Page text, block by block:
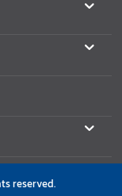
reserved.